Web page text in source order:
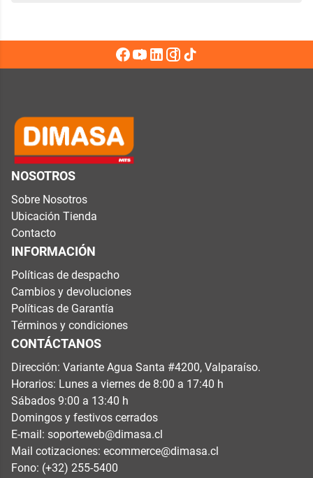
NOSOTROS
Sobre Nosotros
Ubicación Tienda
Contacto
INFORMACIÓN
Políticas de despacho
Cambios y devoluciones
Políticas de Garantía
Términos y condiciones
CONTÁCTANOS
Dirección: Variante Agua Santa #4200, Valparaíso.
Horarios: Lunes a viernes de 8:00 a 17:40 h
Sábados 9:00 a 13:40 h
Domingos y festivos cerrados
E-mail: soporteweb@dimasa.cl
Mail cotizaciones: ecommerce@dimasa.cl
Fono: (+32) 255-5400